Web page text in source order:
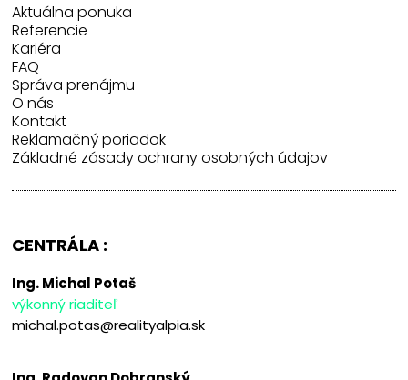
Aktuálna ponuka
Referencie
Kariéra
FAQ
Správa prenájmu
O nás
Kontakt
Reklamačný poriadok
Základné zásady ochrany osobných údajov
CENTRÁLA :
Ing. Michal Potaš
výkonný riaditeľ
michal.potas@realityalpia.sk